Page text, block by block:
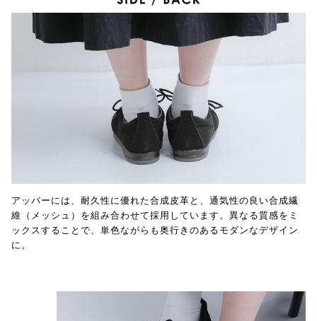
アッパーには、耐久性に優れた合成皮革と、通気性の良い合成繊
維（メッシュ）を組み合わせて採用しています。異なる質感をミ
ックスすることで、単色ながらも奥行きのあるモダンなデザイン
に。